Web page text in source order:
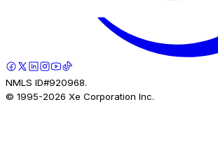
NMLS ID#920968.
© 1995-2026 Xe Corporation Inc.